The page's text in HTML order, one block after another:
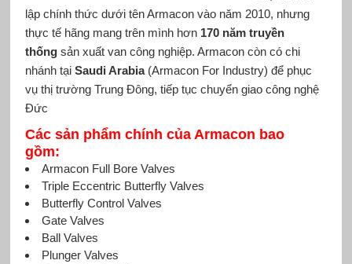
lập chính thức dưới tên Armacon vào năm 2010, nhưng
thực tế hãng mang trên mình hơn 170 năm truyền
thống sản xuất van công nghiệp. Armacon còn có chi
nhánh tại Saudi Arabia (Armacon For Industry) để phục
vụ thị trường Trung Đông, tiếp tục chuyển giao công nghệ
Đức
Các sản phẩm chính của Armacon bao
gồm:
Armacon Full Bore Valves
Triple Eccentric Butterfly Valves
Butterfly Control Valves
Gate Valves
Ball Valves
Plunger Valves